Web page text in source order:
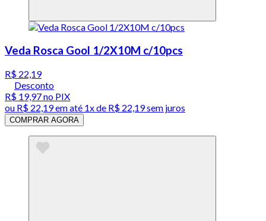
Veda Rosca Gool 1/2X10M c/10pcs
R$ 22,19
Desconto
R$ 19,97no PIX
ou R$ 22,19em até 1x de R$ 22,19sem juros
COMPRAR AGORA